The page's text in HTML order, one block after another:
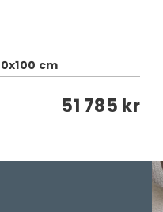
cm
51 785 kr